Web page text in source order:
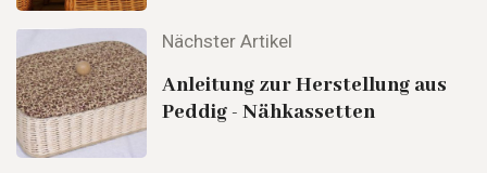
Nächster Artikel
Anleitung zur Herstellung aus
Peddig - Nähkassetten